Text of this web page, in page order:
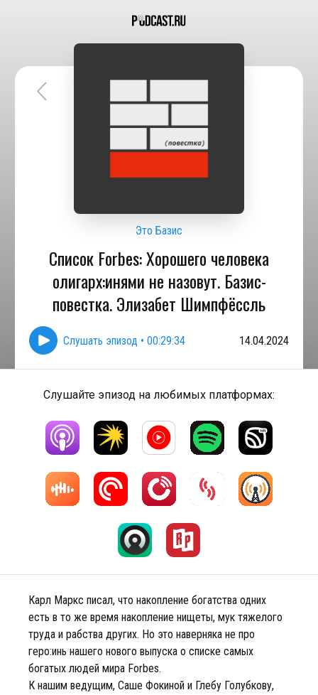
Это Базис
Список Forbes: Хорошего человека
олигарх:инями не назовут. Базис-
повестка. Элизабет Шимпфёссль
Слушать эпизод • 00:29:34 14.04.2024
Слушайте эпизод на любимых платформах:
Карл Маркс писал, что накопление богатства одних
есть в то же время накопление нищеты, мук тяжелого
труда и рабства других. Но это наверняка не про
геро:инь нашего нового выпуска о списке самых
богатых людей мира Forbes.
К нашим ведущим, Саше Фокиной и Глебу Голубкову,